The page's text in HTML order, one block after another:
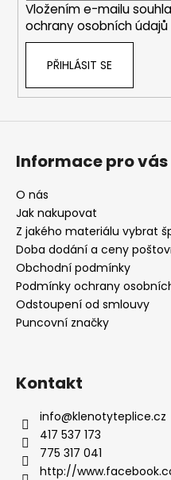
Vložením e-mailu
ochrany osobních údajů
PŘIHLÁSIT SE
Informace pro vás
O nás
Jak nakupovat
Z jakého materiálu vybrat
Doba dodání a ceny
Obchodní podmínky
Podmínky ochrany
Odstoupení od smlouvy
Puncovní značky
Kontakt
info@klenotyteplice.cz
417 537 173
775 317 041
http://